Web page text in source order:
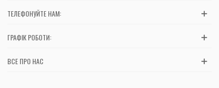
ТЕЛЕФОНУЙТЕ НАМ:
ГРАФІК РОБОТИ:
ВСЕ ПРО НАС